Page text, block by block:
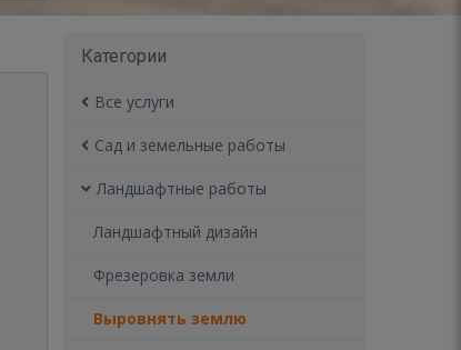
Категории
Все услуги
Сад и земельные работы
Ландшафтные работы
Ландшафтный дизайн
Фрезеровка земли
Выровнять землю